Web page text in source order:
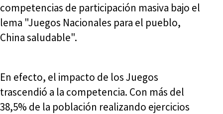
competencias de participación masiva bajo el
lema "Juegos Nacionales para el pueblo,
China saludable".
En efecto, el impacto de los Juegos
trascendió a la competencia. Con más del
38,5% de la población realizando ejercicios